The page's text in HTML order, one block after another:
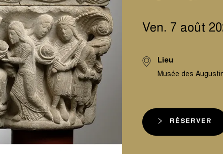
Ven. 7 août
Lieu
Musée des
RÉSERVER